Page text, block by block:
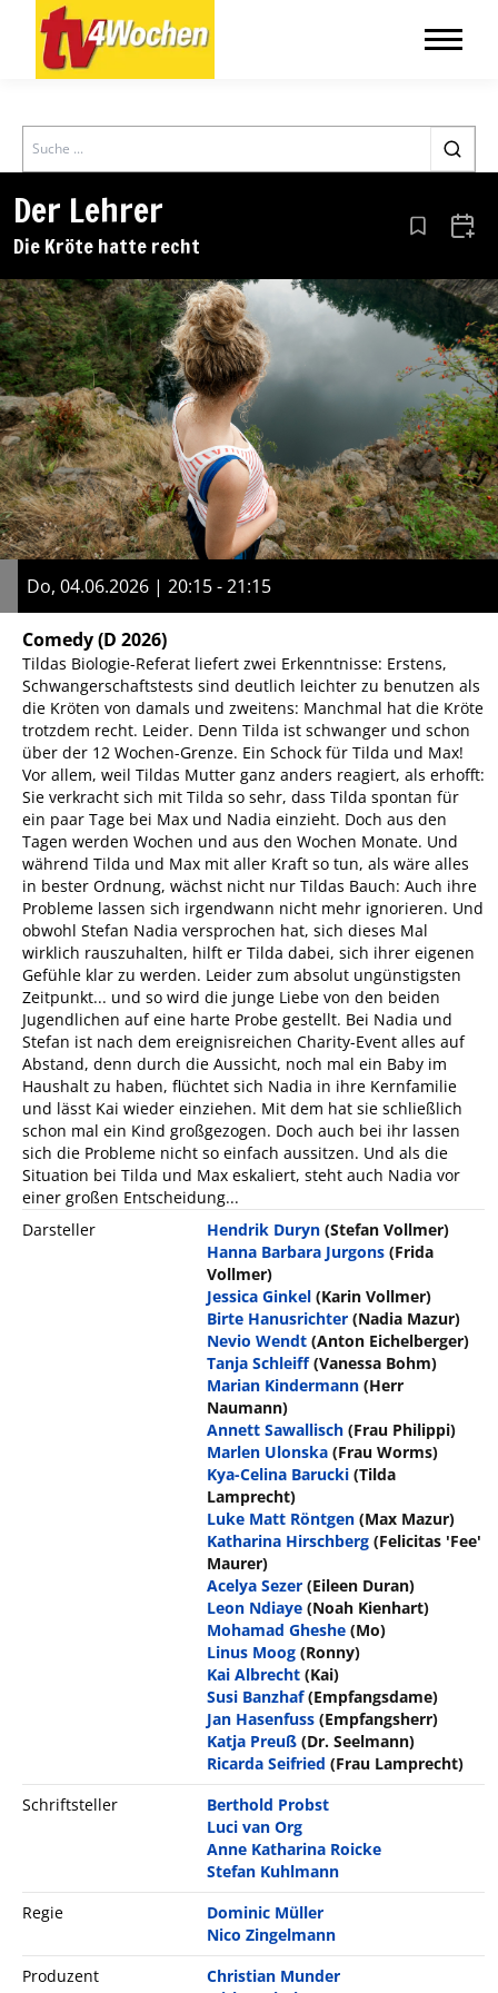
Search
Der Lehrer
Die Kröte hatte recht Aus den
Do, 04.06.2026 | 20:15 - 21:15
Comedy(D 2026)
Tildas Biologie-Referat liefert zwei Erkenntnisse: Erstens,
Schwangerschaftstests sind deutlich leichter zu benutzen als
die Kröten von damals und zweitens: Manchmal hat die Kröte
trotzdem recht. Leider. Denn Tilda ist schwanger und schon
über der 12 Wochen-Grenze. Ein Schock für Tilda und Max!
Vor allem, weil Tildas Mutter ganz anders reagiert, als erhofft:
Sie verkracht sich mit Tilda so sehr, dass Tilda spontan für
ein paar Tage bei Max und Nadia einzieht. Doch aus den
Tagen werden Wochen und aus den Wochen Monate. Und
während Tilda und Max mit aller Kraft so tun, als wäre alles
in bester Ordnung, wächst nicht nur Tildas Bauch: Auch ihre
Probleme lassen sich irgendwann nicht mehr ignorieren. Und
obwohl Stefan Nadia versprochen hat, sich dieses Mal
wirklich rauszuhalten, hilft er Tilda dabei, sich ihrer eigenen
Gefühle klar zu werden. Leider zum absolut ungünstigsten
Zeitpunkt... und so wird die junge Liebe von den beiden
Jugendlichen auf eine harte Probe gestellt. Bei Nadia und
Stefan ist nach dem ereignisreichen Charity-Event alles auf
Abstand, denn durch die Aussicht, noch mal ein Baby im
Haushalt zu haben, flüchtet sich Nadia in ihre Kernfamilie
und lässt Kai wieder einziehen. Mit dem hat sie schließlich
schon mal ein Kind großgezogen. Doch auch bei ihr lassen
sich die Probleme nicht so einfach aussitzen. Und als die
Situation bei Tilda und Max eskaliert, steht auch Nadia vor
einer großen Entscheidung...
Darsteller
Hendrik Duryn (Stefan Vollmer)
Hanna Barbara Jurgons (Frida
Vollmer)
Jessica Ginkel (Karin Vollmer)
Birte Hanusrichter (Nadia Mazur)
Nevio Wendt (Anton Eichelberger)
Tanja Schleiff (Vanessa Bohm)
Marian Kindermann (Herr
Naumann)
Annett Sawallisch (Frau Philippi)
Marlen Ulonska (Frau Worms)
Kya-Celina Barucki (Tilda
Lamprecht)
Luke Matt Röntgen (Max Mazur)
Katharina Hirschberg (Felicitas 'Fee'
Maurer)
Acelya Sezer (Eileen Duran)
Leon Ndiaye (Noah Kienhart)
Mohamad Gheshe (Mo)
Linus Moog (Ronny)
Kai Albrecht (Kai)
Susi Banzhaf (Empfangsdame)
Jan Hasenfuss (Empfangsherr)
Katja Preuß (Dr. Seelmann)
Ricarda Seifried (Frau Lamprecht)
Schriftsteller
Berthold Probst
Luci van Org
Anne Katharina Roicke
Stefan Kuhlmann
Regie
Dominic Müller
Nico Zingelmann
Produzent
Christian Munder